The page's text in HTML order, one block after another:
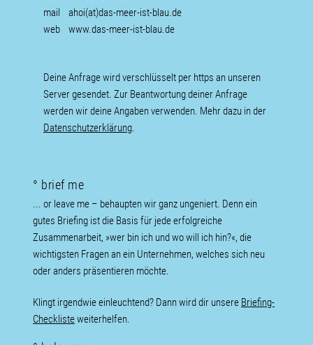
mailahoi(at)das-meer-ist-blau.de
webwww.das-meer-ist-blau.de
Deine Anfrage wird verschlüsselt per https an unseren
Server gesendet. Zur Beantwortung deiner Anfrage
werden wir deine Angaben verwenden. Mehr dazu in der
Datenschutzerklärung.
° brief me
... or leave me – behaupten wir ganz ungeniert. Denn ein
gutes Briefing ist die Basis für jede erfolgreiche
Zusammenarbeit, »wer bin ich und wo will ich hin?«, die
wichtigsten Fragen an ein Unternehmen, welches sich neu
oder anders präsentieren möchte.
Klingt irgendwie einleuchtend? Dann wird dir unsere Briefing-
Checklisteweiterhelfen.